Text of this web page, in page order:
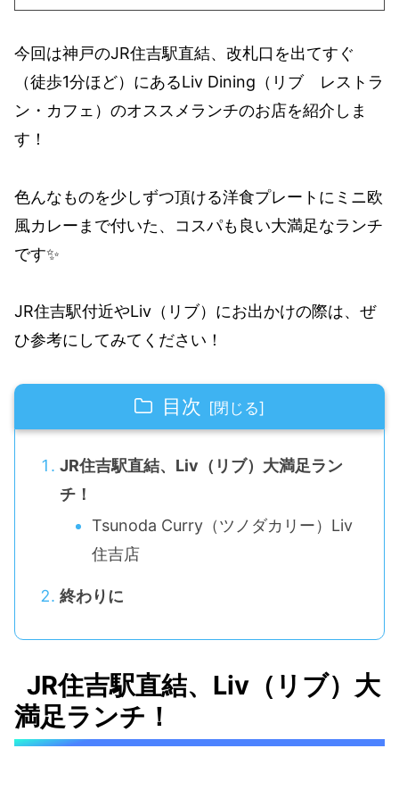
今回は神戸のJR住吉駅直結、改札口を出てすぐ
（徒歩1分ほど）にあるLiv Dining（リブ レストラ
ン・カフェ）のオススメランチのお店を紹介しま
す！
色んなものを少しずつ頂ける洋食プレートにミニ欧
風カレーまで付いた、コスパも良い大満足なランチ
です✨️
JR住吉駅付近やLiv（リブ）にお出かけの際は、ぜ
ひ参考にしてみてください！
目次
JR住吉駅直結、Liv（リブ）大満足ラン
チ！
Tsunoda Curry（ツノダカリー）Liv
住吉店
終わりに
JR住吉駅直結、Liv（リブ）大
満足ランチ！